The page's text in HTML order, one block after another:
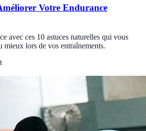
Votre Endurance
avec ces 10 astuces naturelles qui vous
mieux lors de vos entraînements.